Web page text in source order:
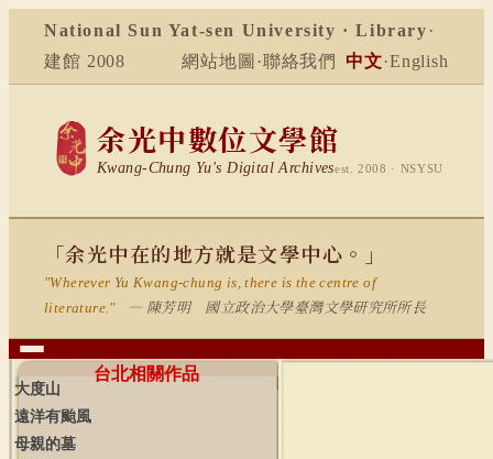
National Sun Yat-sen University · Library ·
建館 2008
網站地圖 ·聯絡我們 中文·English
余光中數位文學館
Kwang-Chung Yu's Digital Archivesest. 2008 · NSYSU
「余光中在的地方就是文學中心。」
"Wherever Yu Kwang-chung is, there is the centre of
literature."
— 陳芳明 國立政治大學臺灣文學研究所所長
台北相關作品
大度山
遠洋有颱風
母親的墓